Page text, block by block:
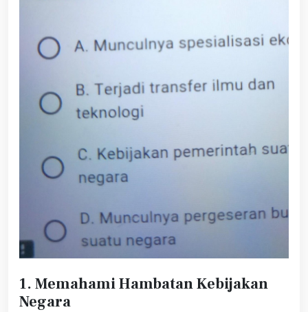
1. Memahami Hambatan Kebijakan
Negara